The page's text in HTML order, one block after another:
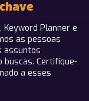
Planner e
as pessoas
assuntos
buscas. Certifique-
a esses